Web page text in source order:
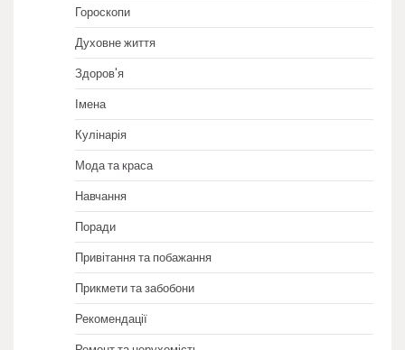
Гороскопи
Духовне життя
Здоров'я
Імена
Кулінарія
Мода та краса
Навчання
Поради
Привітання та побажання
Прикмети та забобони
Рекомендації